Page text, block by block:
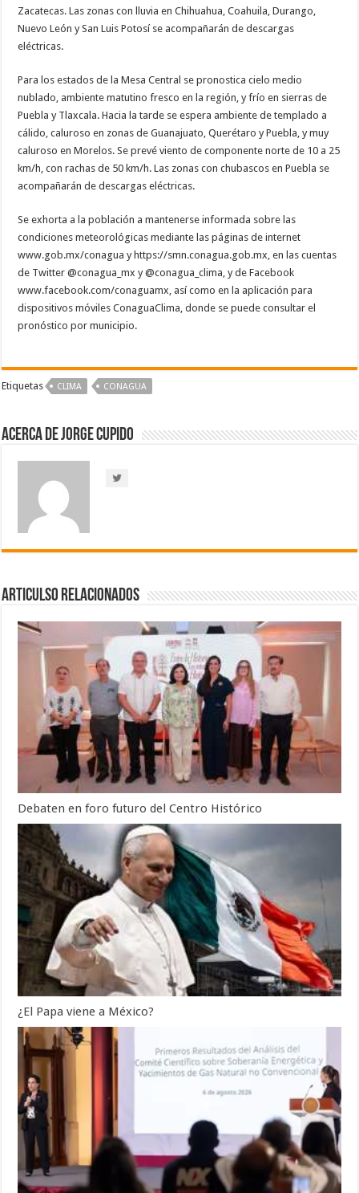
Zacatecas. Las zonas con lluvia en Chihuahua, Coahuila, Durango,
Nuevo León y San Luis Potosí se acompañarán de descargas
eléctricas.
Para los estados de la Mesa Central se pronostica cielo medio
nublado, ambiente matutino fresco en la región, y frío en sierras de
Puebla y Tlaxcala. Hacia la tarde se espera ambiente de templado a
cálido, caluroso en zonas de Guanajuato, Querétaro y Puebla, y muy
caluroso en Morelos. Se prevé viento de componente norte de 10 a 25
km/h, con rachas de 50 km/h. Las zonas con chubascos en Puebla se
acompañarán de descargas eléctricas.
Se exhorta a la población a mantenerse informada sobre las
condiciones meteorológicas mediante las páginas de internet
www.gob.mx/conagua y https://smn.conagua.gob.mx, en las cuentas
de Twitter @conagua_mx y @conagua_clima, y de Facebook
www.facebook.com/conaguamx, así como en la aplicación para
dispositivos móviles ConaguaClima, donde se puede consultar el
pronóstico por municipio.
Etiquetas CLIMA CONAGUA
Acerca de Jorge Cupido
Articulso Relacionados
Debaten en foro futuro del Centro Histórico
¿El Papa viene a México?